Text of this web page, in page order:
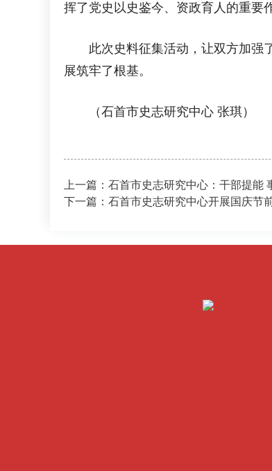
挥了党史以史鉴今、资政育人的重要
此次史料征集活动，让双方加强了
展筑牢了根基。
（石首市史志研究中心 张琪）
上一篇：石首市史志研究中心：干部提能
下一篇：石首市史志研究中心开展国庆节